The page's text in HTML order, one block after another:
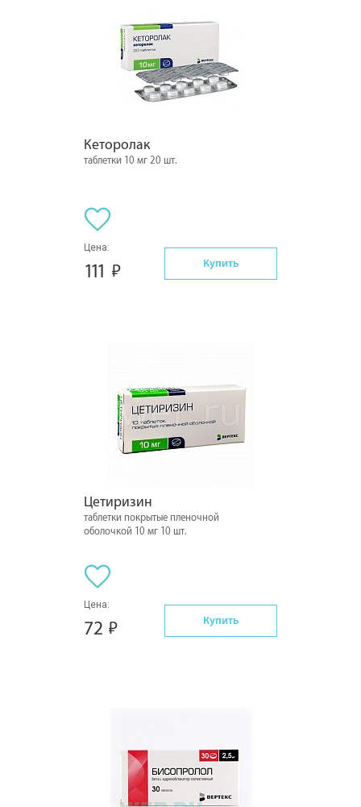
Кеторолак
таблетки 10 мг 20 шт.
Цена:
111 Купить
Цетиризин
таблетки покрытые пленочной
оболочкой 10 мг 10 шт.
Цена:
72 Купить